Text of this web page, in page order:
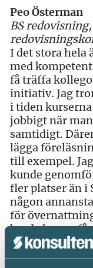
Peo Österman
BS
I det stora hela
med
få träffa
initiativ. Jag
i tiden
jobbigt när
samtidigt.
lägga
till exempel.
kunde
fler platser än i
någon
för
borde kunna få
anslutning till